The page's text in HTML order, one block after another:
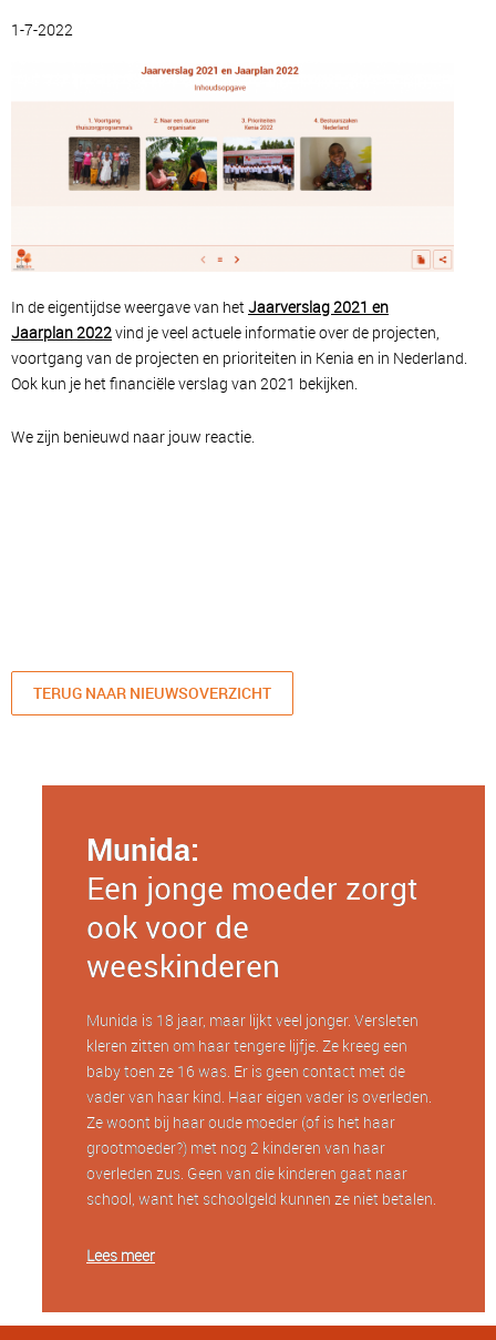
1-7-2022
In de eigentijdse weergave van hetJaarverslag 2021 en
Jaarplan 2022vind je veel actuele informatie over de projecten,
voortgang van de projecten en prioriteiten in Kenia en in Nederland.
Ook kun je het financiële verslag van 2021 bekijken.
We zijn benieuwd naar jouw reactie.
TERUG NAAR NIEUWSOVERZICHT
Munida:
Een jonge moeder zorgt
ook voor de
weeskinderen
Munida is 18 jaar, maar lijkt veel jonger. Versleten
kleren zitten om haar tengere lijfje. Ze kreeg een
baby toen ze 16 was. Er is geen contact met de
vader van haar kind. Haar eigen vader is overleden.
Ze woont bij haar oude moeder (of is het haar
grootmoeder?) met nog 2 kinderen van haar
overleden zus. Geen van die kinderen gaat naar
school, want het schoolgeld kunnen ze niet betalen.
Lees meer